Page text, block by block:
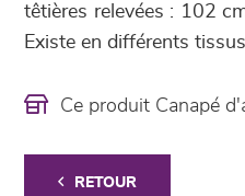
têtières relevées : 102
Existe en différents
Ce produit Canapé
RETOUR